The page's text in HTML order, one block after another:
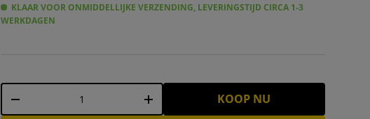
KLAAR VOOR ONMIDDELLIJKE VERZENDING, LEVERINGSTIJD CIRCA 1-3
WERKDAGEN
Aantal
- + KOOP NU